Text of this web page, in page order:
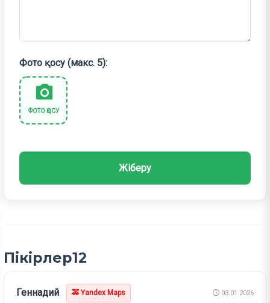
Фото қосу (макс. 5):
ФОТО ҚОСУ
Жіберу
Пікірлер12
Геннадий 🚕 Yandex Maps 03.01.2026